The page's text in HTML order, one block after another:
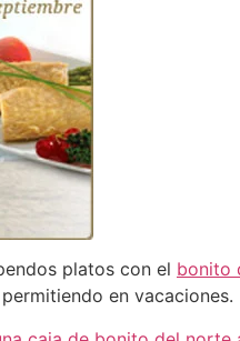
platos con el bonito
en vacaciones.